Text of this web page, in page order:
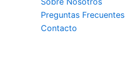
Preguntas Frecuentes
Contacto